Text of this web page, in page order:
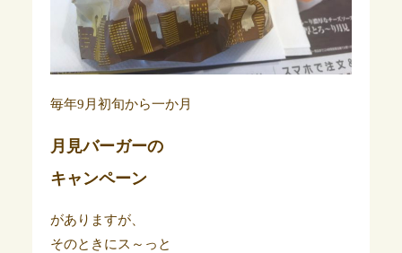
毎年9月初旬から一か月
月見バーガーの
キャンペーン
がありますが、
そのときにス～っと